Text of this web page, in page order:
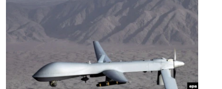
İNFOQRAFIKA
AZƏRBAYCAN ƏDƏBIYYATI KITABXANASI
İZ - MƏDƏNIYYƏT PROQRAMI
MISSIYAMIZ
PEŞƏ ETIKASI VƏ JURNALISTIKA STANDARTLARIMIZ
MATERIALLARIMIZDAN ISTIFADƏ